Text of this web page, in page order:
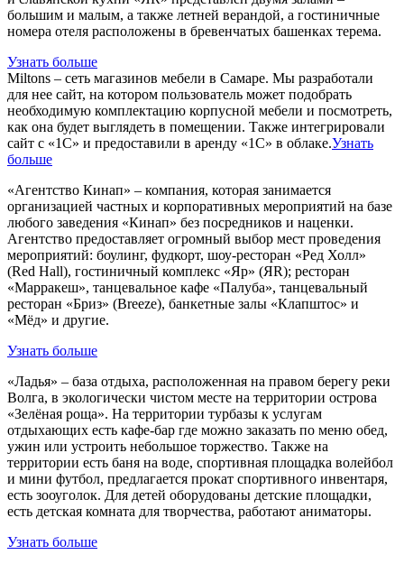
большим и малым, а также летней верандой, а гостиничные
номера отеля расположены в бревенчатых башенках терема.
Узнать больше
Miltons – сеть магазинов мебели в Самаре. Мы разработали
для нее сайт, на котором пользователь может подобрать
необходимую комплектацию корпусной мебели и посмотреть,
как она будет выглядеть в помещении. Также интегрировали
сайт с «1С» и предоставили в аренду «1С» в облаке.Узнать
больше
«Агентство Кинап» – компания, которая занимается
организацией частных и корпоративных мероприятий на базе
любого заведения «Кинап» без посредников и наценки.
Агентство предоставляет огромный выбор мест проведения
мероприятий: боулинг, фудкорт, шоу-ресторан «Ред Холл»
(Red Hall), гостиничный комплекс «Яр» (ЯR); ресторан
«Марракеш», танцевальное кафе «Палуба», танцевальный
ресторан «Бриз» (Breeze), банкетные залы «Клапштос» и
«Мёд» и другие.
Узнать больше
«Ладья» – база отдыха, расположенная на правом берегу реки
Волга, в экологически чистом месте на территории острова
«Зелёная роща». На территории турбазы к услугам
отдыхающих есть кафе-бар где можно заказать по меню обед,
ужин или устроить небольшое торжество. Также на
территории есть баня на воде, спортивная площадка волейбол
и мини футбол, предлагается прокат спортивного инвентаря,
есть зооуголок. Для детей оборудованы детские площадки,
есть детская комната для творчества, работают аниматоры.
Узнать больше